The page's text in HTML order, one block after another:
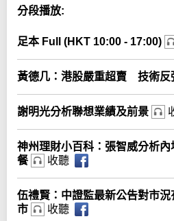
分段播放:
足本 Full (HKT 10:00 - 17:00)
黃德几：港股嚴重超賣 技術反
謝明光分析聯想業績及前景
神州理財小百科：張智威分析
餐
收聽
伍禮賢：中證監最新公告對市
市
收聽